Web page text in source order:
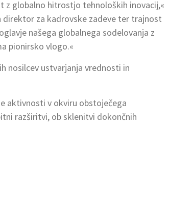
z globalno hitrostjo tehnoloških inovacij,«
direktor za kadrovske zadeve ter trajnost
našega globalnega sodelovanja z
pionirsko vlogo.«
nosilcev ustvarjanja vrednosti in
aktivnosti v okviru obstoječega
razširitvi, ob sklenitvi dokončnih